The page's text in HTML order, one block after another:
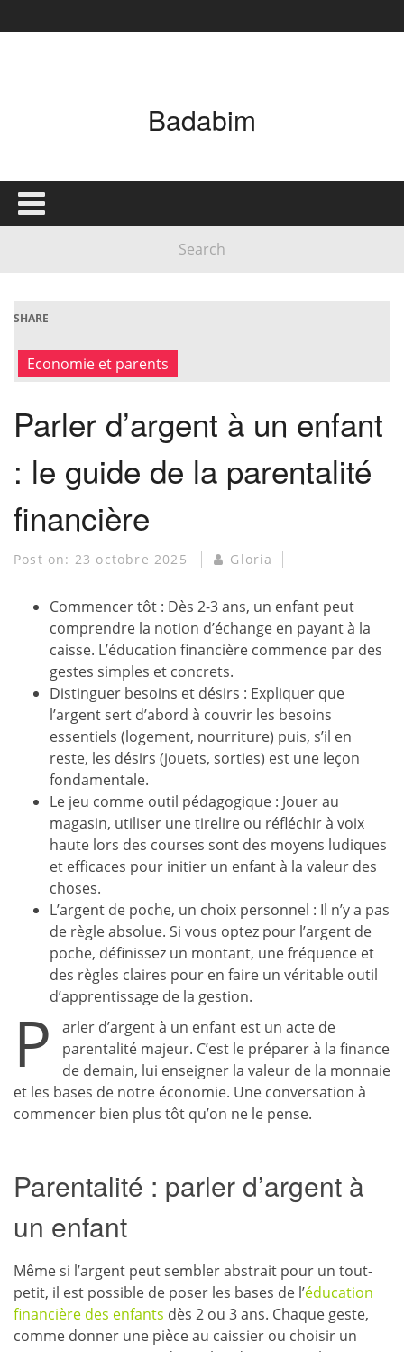
Badabim
SHARE
Economie et parents
Parler d’argent à un enfant
: le guide de la parentalité
financière
Post on: 23 octobre 2025 Gloria
Commencer tôt : Dès 2-3 ans, un enfant peut
comprendre la notion d’échange en payant à la
caisse. L’éducation financière commence par des
gestes simples et concrets.
Distinguer besoins et désirs : Expliquer que
l’argent sert d’abord à couvrir les besoins
essentiels (logement, nourriture) puis, s’il en
reste, les désirs (jouets, sorties) est une leçon
fondamentale.
Le jeu comme outil pédagogique : Jouer au
magasin, utiliser une tirelire ou réfléchir à voix
haute lors des courses sont des moyens ludiques
et efficaces pour initier un enfant à la valeur des
choses.
L’argent de poche, un choix personnel : Il n’y a pas
de règle absolue. Si vous optez pour l’argent de
poche, définissez un montant, une fréquence et
des règles claires pour en faire un véritable outil
d’apprentissage de la gestion.
P
arler d’argent à un enfant est un acte de
parentalité majeur. C’est le préparer à la finance
de demain, lui enseigner la valeur de la monnaie
et les bases de notre économie. Une conversation à
commencer bien plus tôt qu’on ne le pense.
Parentalité : parler d’argent à
un enfant
Même si l’argent peut sembler abstrait pour un tout-
petit, il est possible de poser les bases de l’éducation
financière des enfants dès 2 ou 3 ans. Chaque geste,
comme donner une pièce au caissier ou choisir un